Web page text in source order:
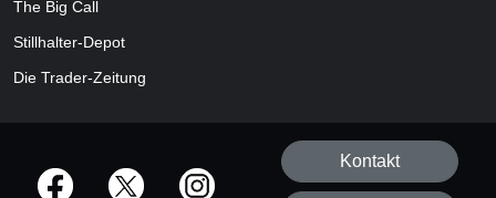
The Big Call
Stillhalter-Depot
Die Trader-Zeitung
offizielle Social Media-Accounts
Kontakt